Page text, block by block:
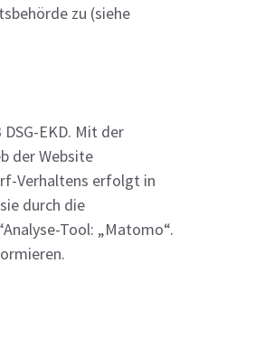
zu (siehe
EKD. Mit der
der Website
Verhaltens erfolgt in
durch die
Tool: „Matomo“.